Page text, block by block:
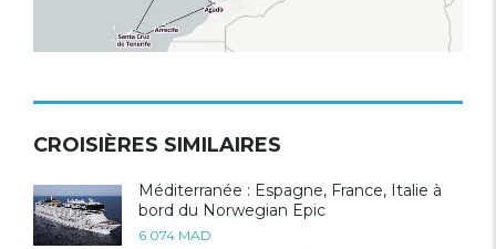
CROISIÈRES SIMILAIRES
Méditerranée : Espagne, France, Italie à
bord du Norwegian Epic
6 074 MAD